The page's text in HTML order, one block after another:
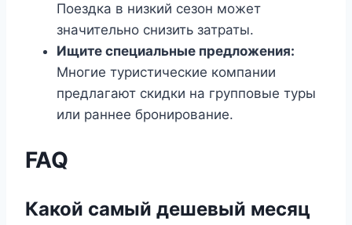
Поездка в низкий сезон может
значительно снизить затраты.
Ищите специальные предложения:
Многие туристические компании
предлагают скидки на групповые туры
или раннее бронирование.
FAQ
Какой самый дешевый месяц